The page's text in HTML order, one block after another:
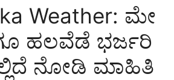
Weather: ಮೇ
ಹಲವೆಡೆ ಭರ್ಜರಿ
ನೋಡಿ ಮಾಹಿತಿ